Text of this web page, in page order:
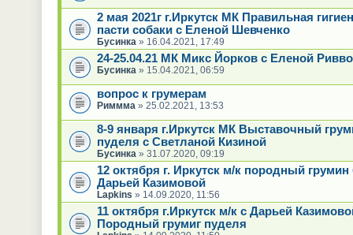
2 мая 2021г г.Иркутск МК Правильная
пасти собаки с Еленой Шевченко
Бусинка » 16.04.2021, 17:49
24-25.04.21 МК Микс Йорков с Еленой Ривво
Бусинка » 15.04.2021, 06:59
вопрос к грумерам
Риммма » 25.02.2021, 13:53
8-9 января г.Иркутск МК Выставочный
пуделя с Светланой Кизиной
Бусинка » 31.07.2020, 09:19
12 октября г. Иркутск м/к породный
Дарьей Казимовой
Lapkins » 14.09.2020, 11:56
11 октября г.Иркутск м/к с Дарьей
Породный грумиг пуделя